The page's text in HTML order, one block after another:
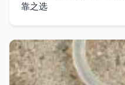
靠之选